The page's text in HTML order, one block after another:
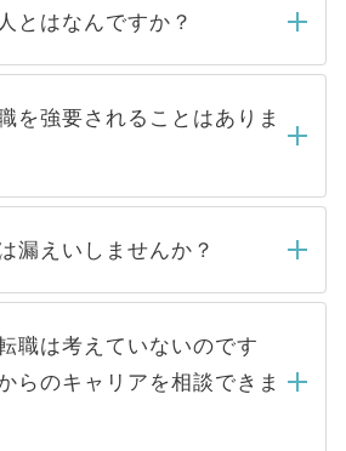
認し、その後メールもしくは
5営業日以内にはご連絡をせて
ので、しばらくお待ちくださ
とはなんですか？
で取り扱っている求人の
、Webサイトからご覧いただ
開求人」です。非公開求人は
よって、一般には公開してい
避けるため 人気のある医療機
しまうと、応募が殺到する場
が求める条件に合った人材の
会社に依頼するケースが増え
を強要されることはありま
強要することは一切ありませ
に応募先から内定をいただい
必要はありません。内定先へ
はキャリアパートナーが行い
漏えいしませんか？
えいすることはありませんの
ださい。当サイトからの登録
たご登録者様の個人情報は、
リアアップおよび転職活動の
使用いたします。お預かりし
職は考えていないのです
らのキャリアを相談できま